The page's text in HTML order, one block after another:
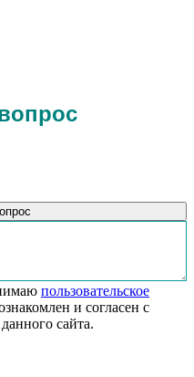
пользовательское
и согласен с
данного сайта.